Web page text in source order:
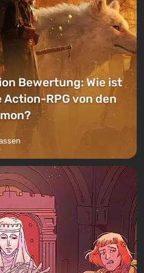
Bewertung: Wie ist
RPG von den